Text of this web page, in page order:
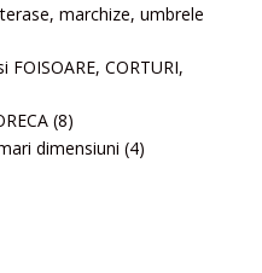
marchize, umbrele
FOISOARE, CORTURI,
(8)
dimensiuni (4)